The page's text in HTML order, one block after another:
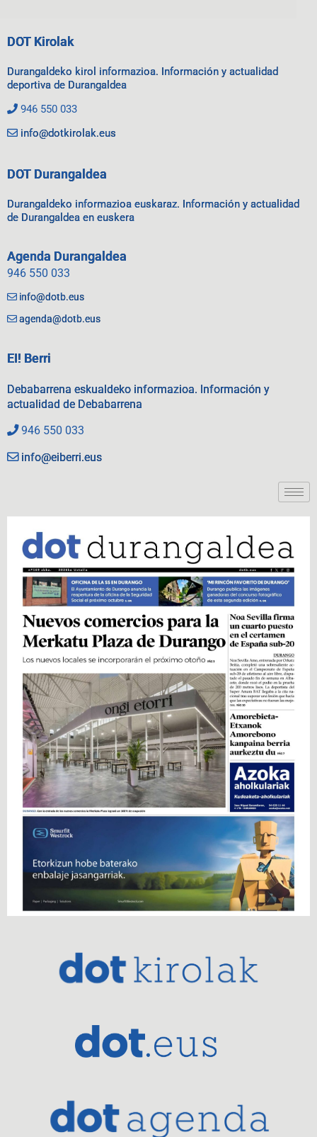
DOT Kirolak
Durangaldeko kirol informazioa. Información y actualidad
deportiva de Durangaldea
946 550 033
info@dotkirolak.eus
DOT Durangaldea
Durangaldeko informazioa euskaraz. Información y actualidad
de Durangaldea en euskera
Agenda Durangaldea
946 550 033
info@dotb.eus
agenda@dotb.eus
EI! Berri
Debabarrena eskualdeko informazioa. Información y
actualidad de Debabarrena
946 550 033
info@eiberri.eus